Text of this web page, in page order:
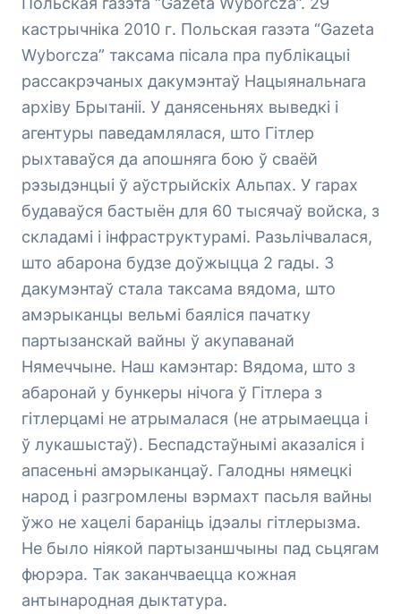
кастрычніка 2010 г. Польская газэта “Gazeta
Wyborcza” таксама пісала пра публікацыі
рассакрэчаных дакумэнтаў Нацыянальнага
архіву Брытаніі. У данясеньнях выведкі і
агентуры паведамлялася, што Гітлер
рыхтаваўся да апошняга бою ў сваёй
рэзыдэнцыі ў аўстрыйскіх Альпах. У гарах
будаваўся бастыён для 60 тысячаў войска, з
складамі і інфраструктурамі. Разьлічвалася,
што абарона будзе доўжыцца 2 гады. З
дакумэнтаў стала таксама вядома, што
амэрыканцы вельмі баяліся пачатку
партызанскай вайны ў акупаванай
Нямеччыне. Наш камэнтар: Вядома, што з
абаронай у бункеры нічога ў Гітлера з
гітлерцамі не атрымалася (не атрымаецца і
ў лукашыстаў). Беспадстаўнымі аказаліся і
апасеньні амэрыканцаў. Галодны нямецкі
народ і разгромлены вэрмахт пасьля вайны
ўжо не хацелі бараніць ідэалы гітлерызма.
Не было ніякой партызаншчыны пад сьцягам
фюрэра. Так заканчваецца кожная
антынародная дыктатура.